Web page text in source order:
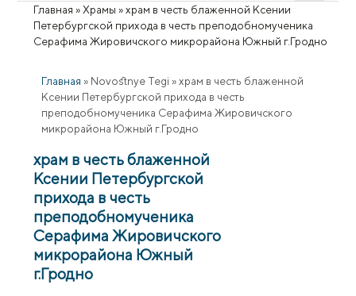
Вы здесь
Главная »Храмы »храм в честь блаженной Ксении
Петербургской прихода в честь преподобномученика
Серафима Жировичского микрорайона Южный г.Гродно
Главная » Novostnye Tegi » храм в честь блаженной
Ксении Петербургской прихода в честь
преподобномученика Серафима Жировичского
микрорайона Южный г.Гродно
храм в честь блаженной
Ксении Петербургской
прихода в честь
преподобномученика
Серафима Жировичского
микрорайона Южный
г.Гродно